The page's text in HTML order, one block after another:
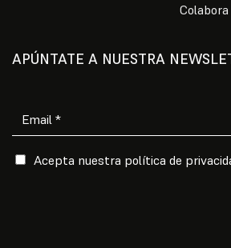
Colabora
APÚNTATE A NUESTRA
Por favor, deja este campo vacío.
Acepta nuestra política de